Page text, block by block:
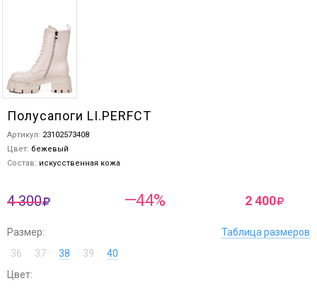
Полусапоги LI.PERFCT
Артикул: 23102573408
Цвет: бежевый
Состав: искусственная кожа
4 300 —44% 2 400
Размер:
Таблица размеров
36
37 38 39
40
Цвет: